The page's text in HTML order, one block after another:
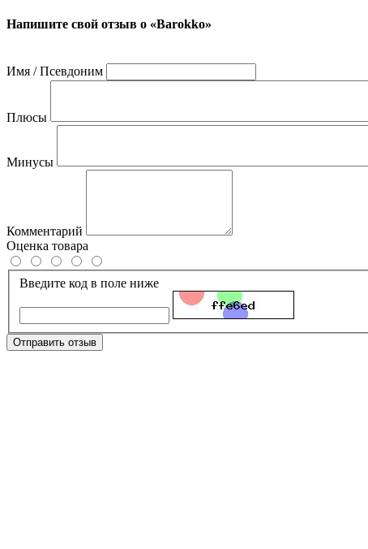
Напишите свой отзыв о «Barokko»
Имя / Псевдоним
Плюсы
Минусы
Комментарий
Оценка товара
Введите код в поле ниже
Отправить отзыв